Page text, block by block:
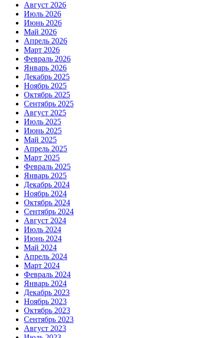
Август 2026
Июль 2026
Июнь 2026
Май 2026
Апрель 2026
Март 2026
Февраль 2026
Январь 2026
Декабрь 2025
Ноябрь 2025
Октябрь 2025
Сентябрь 2025
Август 2025
Июль 2025
Июнь 2025
Май 2025
Апрель 2025
Март 2025
Февраль 2025
Январь 2025
Декабрь 2024
Ноябрь 2024
Октябрь 2024
Сентябрь 2024
Август 2024
Июль 2024
Июнь 2024
Май 2024
Апрель 2024
Март 2024
Февраль 2024
Январь 2024
Декабрь 2023
Ноябрь 2023
Октябрь 2023
Сентябрь 2023
Август 2023